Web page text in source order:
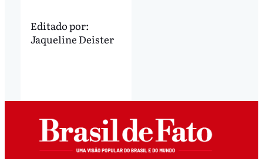
Editado por:
Jaqueline Deister